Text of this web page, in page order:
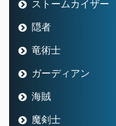
ストームカイザー
隠者
竜術士
ガーディアン
海賊
魔剣士